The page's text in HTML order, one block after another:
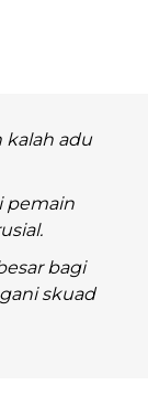
kalah adu
pemain
bagi
skuad